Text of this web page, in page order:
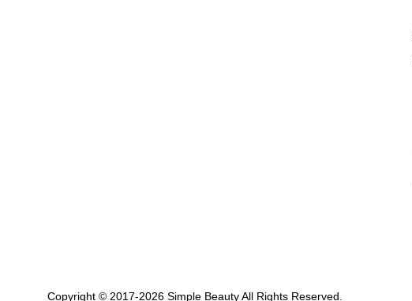
Copyright © 2017-2026 Simple Beauty All Rights Reserved.